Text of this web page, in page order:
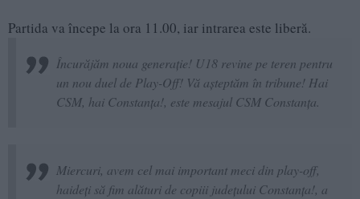
Partida va începe la ora 11.00, iar intrarea este liberă.
Încurăjăm noua generație! U18 revine pe teren pentru
un nou duel de Play-Off! Vă așteptăm în tribune! Hai
CSM, hai Constanța!, este mesajul CSM Constanța.
Miercuri, avem cel mai important meci din play-off,
haideți să fim alături de copiii județului Constanța!, a